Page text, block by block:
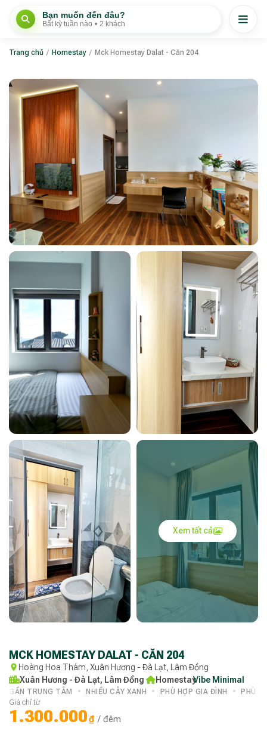
Bạn muốn đến đâu?
Bất kỳ tuần nào • 2 khách
Trang chủ / Homestay / Mck Homestay Dalat - Căn 204
Xem tất cả
MCK HOMESTAY DALAT - CĂN 204
Hoàng Hoa Thám, Xuân Hương - Đà Lạt, Lâm Đồng
Xuân Hương - Đà Lạt, Lâm Đồng· Homestay·
Vibe Minimal
GẦN TRUNG TÂM NHIỀU CÂY XANH PHÙ HỢP GIA ĐÌNH
PHÙ
Giá chỉ từ
1.300.000₫ / đêm